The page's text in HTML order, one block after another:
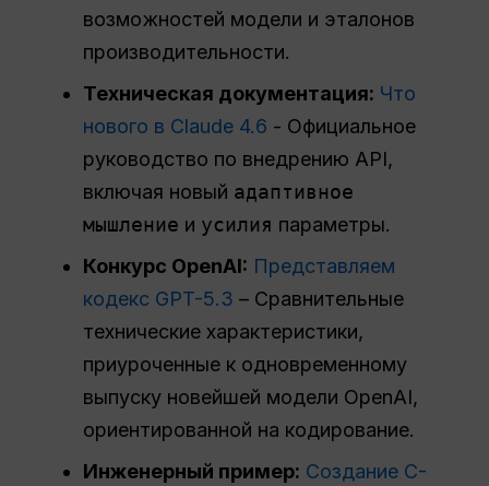
возможностей модели и эталонов
производительности.
Техническая документация: Что
нового в Claude 4.6 - Официальное
руководство по внедрению API,
включая новый адаптивное
мышление и усилия параметры.
Конкурс OpenAI: Представляем
кодекс GPT-5.3 – Сравнительные
технические характеристики,
приуроченные к одновременному
выпуску новейшей модели OpenAI,
ориентированной на кодирование.
Инженерный пример: Создание C-